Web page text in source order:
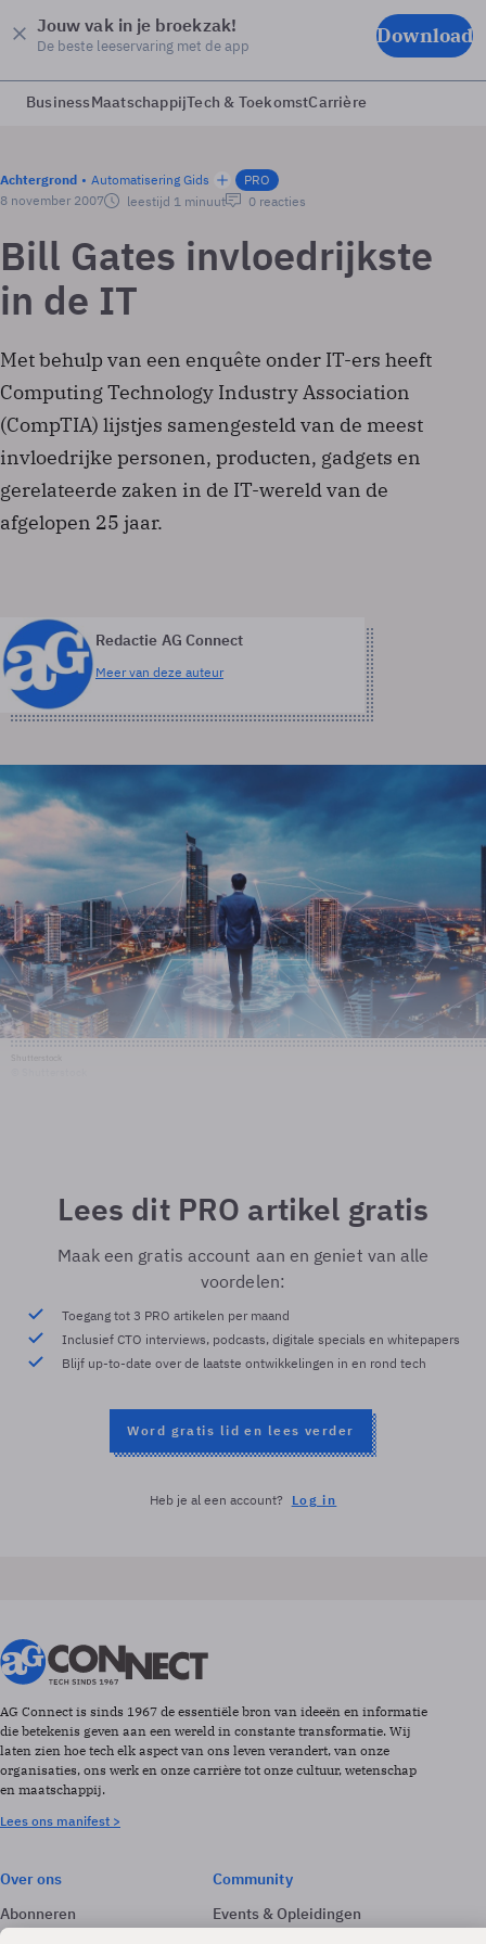
Jouw vak in je broekzak!
De beste leeservaring met de app Download
BusinessMaatschappijTech & ToekomstCarrière
Achtergrond Automatisering Gids
PRO
8 november 2007
leestijd 1 minuut 0 reacties
Bill Gates invloedrijkste
in de IT
Met behulp van een enquête onder IT-ers heeft
Computing Technology Industry Association
(CompTIA) lijstjes samengesteld van de meest
invloedrijke personen, producten, gadgets en
gerelateerde zaken in de IT-wereld van de
afgelopen 25 jaar.
Redactie AG Connect
Meer van deze auteur
Lees dit PRO artikel gratis
Maak een gratis account aan en geniet van alle
voordelen:
Toegang tot 3 PRO artikelen per maand
Inclusief CTO interviews, podcasts, digitale specials en whitepapers
Blijf up-to-date over de laatste ontwikkelingen in en rond tech
Word gratis lid en lees verder
Heb je al een account? Log in
AG Connect is sinds 1967 de essentiële bron van ideeën en informatie
die betekenis geven aan een wereld in constante transformatie. Wij
laten zien hoe tech elk aspect van ons leven verandert, van onze
organisaties, ons werk en onze carrière tot onze cultuur, wetenschap
en maatschappij.
Lees ons manifest >
Over ons
Abonneren
Adverteren
Community
Events & Opleidingen